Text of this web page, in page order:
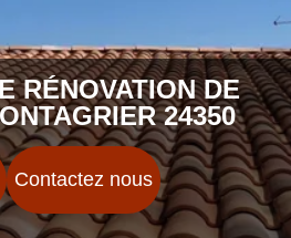
RÉNOVATION DE
24350
Contactez nous